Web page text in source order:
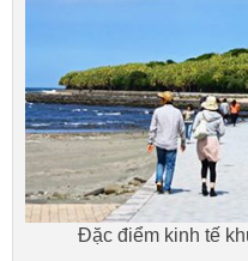
Đặc điểm kinh tế